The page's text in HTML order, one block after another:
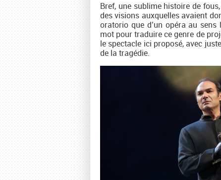
Bref, une sublime histoire de
des visions auxquelles avaient
oratorio que d’un opéra au sens
mot pour traduire ce genre de
le spectacle ici proposé, avec
de la tragédie.